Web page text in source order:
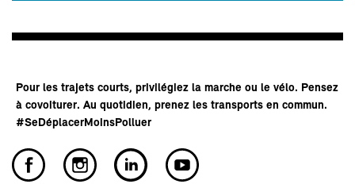
Pour les trajets courts, privilégiez la marche ou le vélo. Pensez
à covoiturer. Au quotidien, prenez les transports en commun.
#SeDéplacerMoinsPolluer